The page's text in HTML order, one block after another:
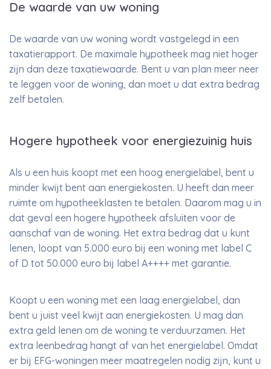
De waarde van uw woning
De waarde van uw woning wordt vastgelegd in een
taxatierapport. De maximale hypotheek mag niet hoger
zijn dan deze taxatiewaarde. Bent u van plan meer neer
te leggen voor de woning, dan moet u dat extra bedrag
zelf betalen.
Hogere hypotheek voor energiezuinig huis
Als u een huis koopt met een hoog energielabel, bent u
minder kwijt bent aan energiekosten. U heeft dan meer
ruimte om hypotheeklasten te betalen. Daarom mag u in
dat geval een hogere hypotheek afsluiten voor de
aanschaf van de woning. Het extra bedrag dat u kunt
lenen, loopt van 5.000 euro bij een woning met label C
of D tot 50.000 euro bij label A++++ met garantie.
Koopt u een woning met een laag energielabel, dan
bent u juist veel kwijt aan energiekosten. U mag dan
extra geld lenen om de woning te verduurzamen. Het
extra leenbedrag hangt af van het energielabel. Omdat
er bij EFG-woningen meer maatregelen nodig zijn, kunt u